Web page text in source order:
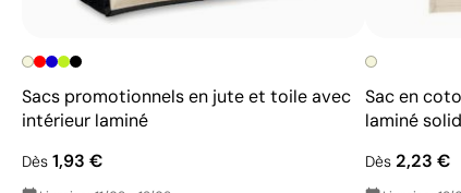
Sacs promotionnels en jute et toile avec
intérieur laminé
Dès 1,93 €
Sac en
laminé
Dès2,23 €